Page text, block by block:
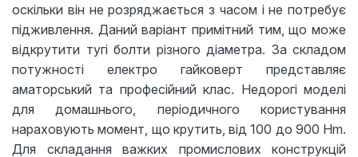
оскільки він не розряджається з часом і не потребує
підживлення. Даний варіант примітний тим, що може
відкрутити тугі болти різного діаметра. За складом
потужності електро гайковерт представляє
аматорський та професійний клас. Недорогі моделі
для домашнього, періодичного користування
нараховують момент, що крутить, від 100 до 900 Hm.
Для складання важких промислових конструкцій